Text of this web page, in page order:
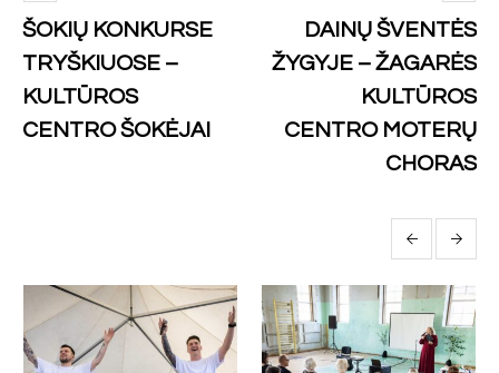
ŠOKIŲ KONKURSE
TRYŠKIUOSE –
KULTŪROS
CENTRO ŠOKĖJAI
DAINŲ ŠVENTĖS
ŽYGYJE – ŽAGARĖS
KULTŪROS
CENTRO MOTERŲ
CHORAS
More posts